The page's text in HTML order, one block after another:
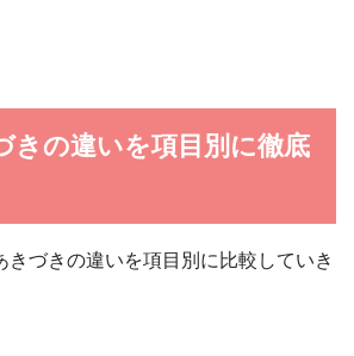
きの違いを項目別に徹底
きづきの違いを項目別に比較していき